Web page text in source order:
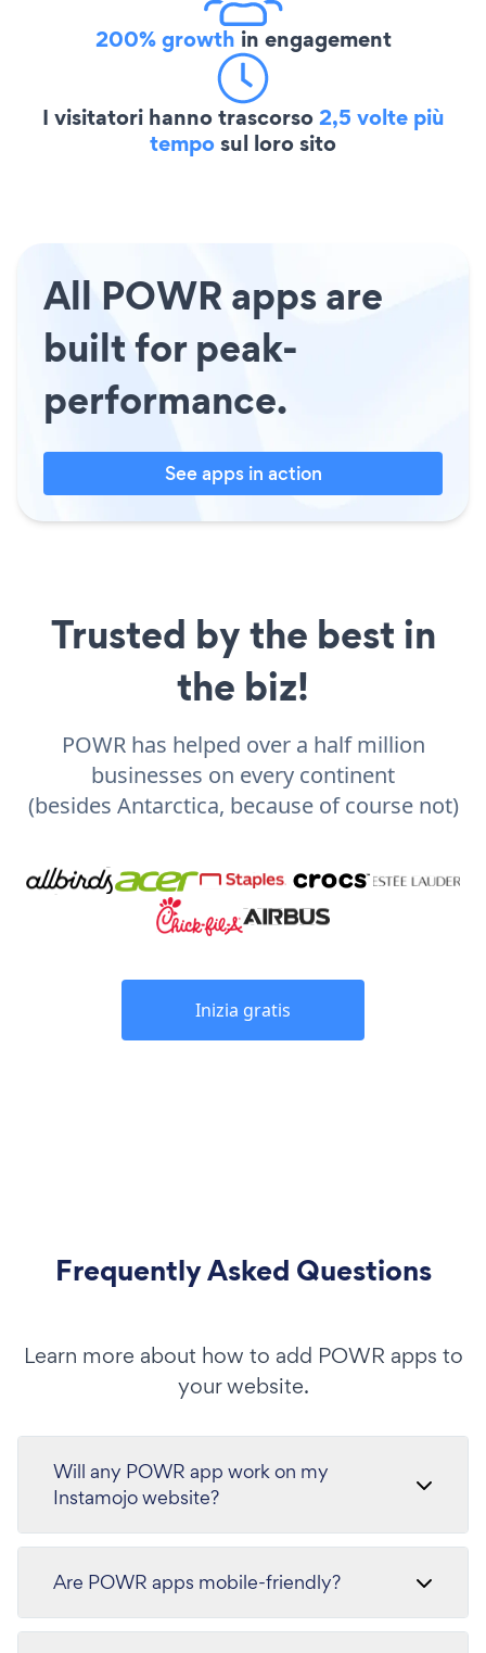
200% growth in engagement
I visitatori hanno trascorso2,5 volte più
temposul loro sito
All POWR apps are
built for peak-
performance.
See apps in action
Trusted by the best in
the biz!
POWR has helped over a half million
businesses on every continent
(besides Antarctica, because of course not)
Inizia gratis
Frequently Asked Questions
Learn more about how to add POWR apps to
your website.
Will any POWR app work on my
Instamojo website?
Are POWR apps mobile-friendly?